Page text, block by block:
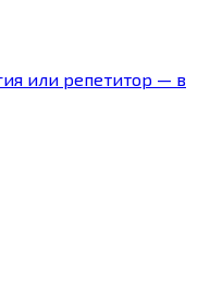
или репетитор — в